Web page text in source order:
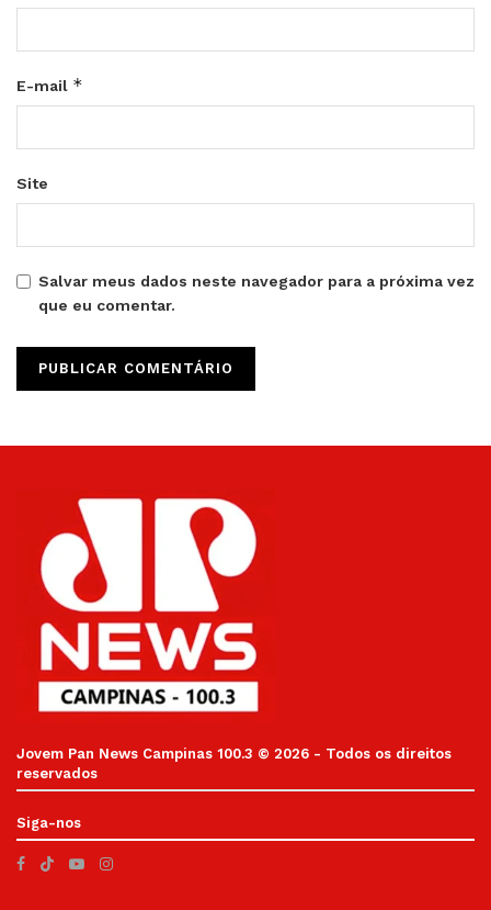
E-mail *
Site
Salvar meus dados neste navegador para a próxima vez
que eu comentar.
Jovem Pan News Campinas 100.3 © 2026 - Todos os direitos
reservados
Siga-nos